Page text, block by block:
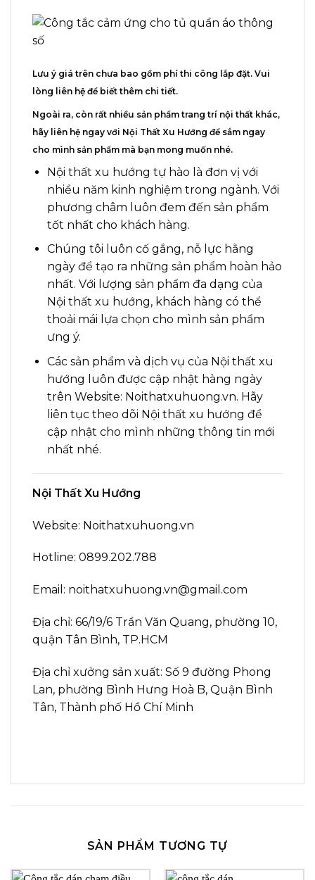
Lưu ý giá trên chưa bao gồm phí thi công lắp đặt. Vui
lòng liên hệ để biết thêm chi tiết.
Ngoài ra, còn rất nhiều sản phẩm trang trí nội thất khác,
hãy liên hệ ngay với Nội Thất Xu Hướng để sắm ngay
cho mình sản phẩm mà bạn mong muốn nhé.
Nội thất xu hướng tự hào là đơn vị với
nhiều năm kinh nghiệm trong ngành. Với
phương châm luôn đem đến sản phẩm
tốt nhất cho khách hàng.
Chúng tôi luôn cố gắng, nỗ lực hằng
ngày để tạo ra những sản phẩm hoàn hảo
nhất. Với lượng sản phẩm đa dạng của
Nội thất xu hướng, khách hàng có thể
thoải mái lựa chọn cho mình sản phẩm
ưng ý.
Các sản phẩm và dịch vụ của Nội thất xu
hướng luôn được cập nhật hàng ngày
trên Website: Noithatxuhuong.vn. Hãy
liên tục theo dõi Nội thất xu hướng để
cập nhật cho mình những thông tin mới
nhất nhé.
Nội Thất Xu Hướng
Website: Noithatxuhuong.vn
Hotline: 0899.202.788
Email: noithatxuhuong.vn@gmail.com
Địa chỉ: 66/19/6 Trần Văn Quang, phường 10,
quận Tân Bình, TP.HCM
Địa chỉ xưởng sản xuất: Số 9 đường Phong
Lan, phường Bình Hưng Hoà B, Quận Bình
Tân, Thành phố Hồ Chí Minh
SẢN PHẨM TƯƠNG TỰ